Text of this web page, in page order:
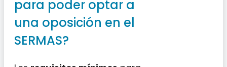
para poder optar a
una oposición en el
SERMAS?